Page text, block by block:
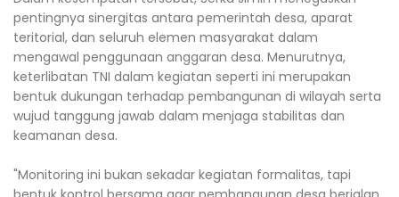
pentingnya sinergitas antara pemerintah desa, aparat
teritorial, dan seluruh elemen masyarakat dalam
mengawal penggunaan anggaran desa. Menurutnya,
keterlibatan TNI dalam kegiatan seperti ini merupakan
bentuk dukungan terhadap pembangunan di wilayah serta
wujud tanggung jawab dalam menjaga stabilitas dan
keamanan desa.
"Monitoring ini bukan sekadar kegiatan formalitas, tapi